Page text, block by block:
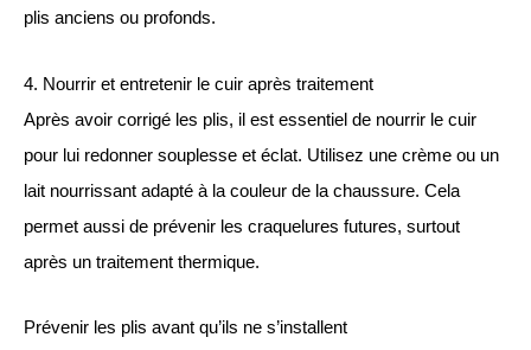
plis anciens ou profonds.
4. Nourrir et entretenir le cuir après traitement
Après avoir corrigé les plis, il est essentiel de nourrir le cuir
pour lui redonner souplesse et éclat. Utilisez une crème ou un
lait nourrissant adapté à la couleur de la chaussure. Cela
permet aussi de prévenir les craquelures futures, surtout
après un traitement thermique.
Prévenir les plis avant qu’ils ne s’installent